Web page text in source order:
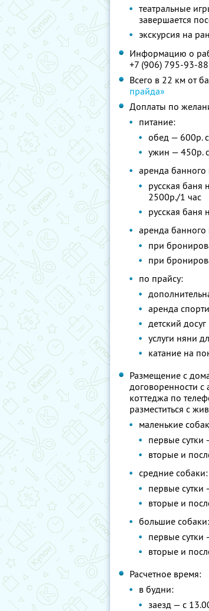
театральные
завершается
экскурсия на
Информацию о
+7 (906) 795-93-88
Всего в 22 км от
прайда»
Доплаты по
питание:
обед — 600р.
ужин — 450р.
аренда банного
русская баня
2500р./1 час
русская баня
аренда
при
при
по прайсу:
аренда
детский досуг
услуги няни
катание на
Размещение с
договоренности
коттеджа по
разместиться с
маленькие
первые сутки
вторые и
средние собаки:
первые сутки
вторые и
большие собаки:
первые сутки
вторые и
Расчетное время:
в будни:
заезд — с